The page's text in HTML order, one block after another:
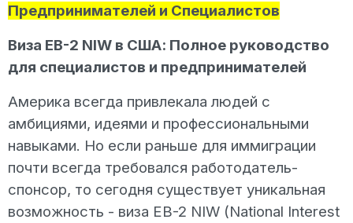
Предпринимателей и Специалистов
Виза EB-2 NIW в США: Полное руководство
для специалистов и предпринимателей
Америка всегда привлекала людей с
амбициями, идеями и профессиональными
навыками. Но если раньше для иммиграции
почти всегда требовался работодатель-
спонсор, то сегодня существует уникальная
возможность - виза EB-2 NIW (National Interest